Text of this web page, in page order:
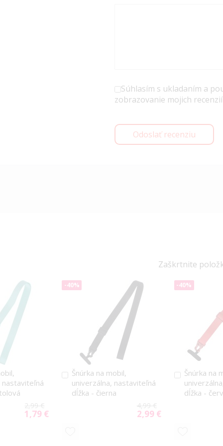
Súhlasím s ukladaním a
zobrazovanie mojich
Odoslať recenziu
Zaškrtnite
nastaviteľná
2,99 €
Special
1,79 €
-40%
Šnúrka na mobil,
univerzálna, nastaviteľná
dĺžka - čierna
4,99 €
Special
2,99 €
Pridať
do
košíka
-40%
Šnúrka na
dĺžka -
Pridať
do
košíka